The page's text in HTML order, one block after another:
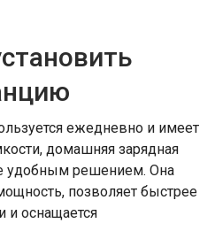
ежедневно и имеет
домашняя зарядная
удобным решением. Она
позволяет быстрее
и оснащается